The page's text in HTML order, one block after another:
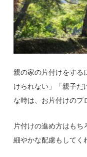
親の家の片付けをする
けられない」「親子だ
な時は、お片付けのプ
片付けの進め方はもち
細やかな配慮もしてく